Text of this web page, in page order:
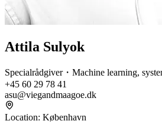
Attila Sulyok
Specialrådgiver・Machine learning,
+45 60 29 78 41
asu@viegandmaagoe.dk
Location: København